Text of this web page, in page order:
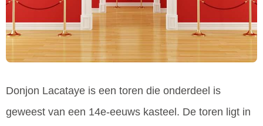
Donjon Lacataye is een toren die onderdeel is
geweest van een 14e-eeuws kasteel. De toren ligt in